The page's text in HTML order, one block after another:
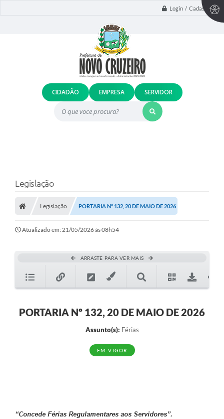
Login / Cadastro
O que voce procura?
CIDADÃO EMPRESA SERVIDOR
Legislação
Legislação PORTARIA Nº 132, 20 DE MAIO DE 2026
Atualizado em: 21/05/2026 às 08h54
ARRASTE PARA VER MAIS
PORTARIA Nº 132, 20 DE MAIO DE 2026
Assunto(s): Férias
EM VIGOR
“Concede Férias Regulamentares aos Servidores”.